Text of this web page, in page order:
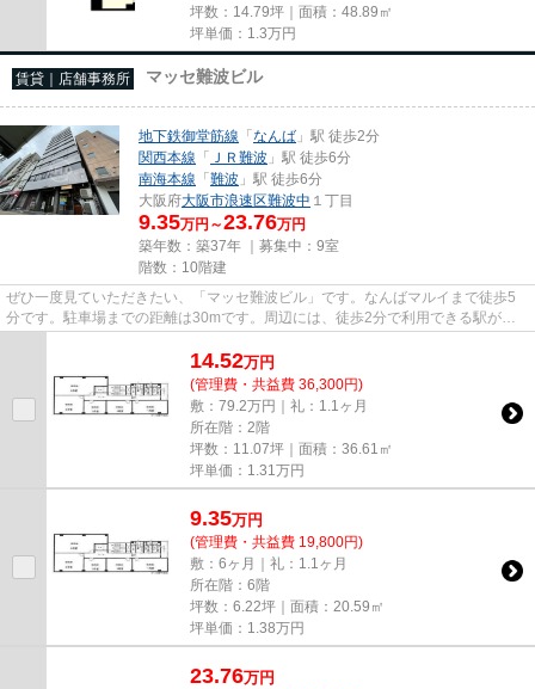
坪数：14.79坪｜面積：48.89㎡
坪単価： 1.3万円
賃貸｜店舗事務所 マッセ難波ビル
地下鉄御堂筋線 「なんば 」駅 徒歩2分
関西本線 「 ＪＲ難波 」駅 徒歩6分
南海本線 「難波 」駅 徒歩6分
大阪府大阪市浪速区難波中 １丁目
9.35万円～23.76万円
築年数：築37年 ｜募集中： 9室
階数：10階建
ぜひ一度見ていただきたい、「マッセ難波ビル」です。なんばマルイまで徒歩5
分です。駐車場までの距離は30mです。周辺には、徒歩2分で利用できる駅があ
ります。10階建てで、街並みに溶...
14.52万円
(管理費・共益費 36,300円)
敷：79.2万円｜礼：1.1ヶ月
所在階：2階
坪数：11.07坪｜面積：36.61㎡
坪単価： 1.31 万円
9.35万円
(管理費・共益費 19,800円)
敷：6ヶ月｜礼：1.1ヶ月
所在階：6階
坪数：6.22坪｜面積：20.59㎡
坪単価： 1.38万円
23.76万円